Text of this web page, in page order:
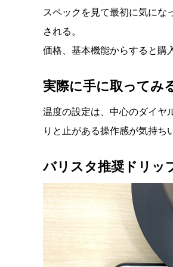
スペックを見て最初に気にな
される。
価格、基本機能からすると購
実際に手に取ってみ
温度の設定は、中心のダイヤ
りと止がある操作感が気持ち
バリスタ推奨ドリッ